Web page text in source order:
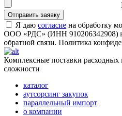
Я даю согласие на обработку
ООО «РДС» (ИНН 910206342908) в
обратной связи. Политика
Комплексные поставки расходных
сложности
каталог
аутсорсинг закупок
параллельный импорт
о компании